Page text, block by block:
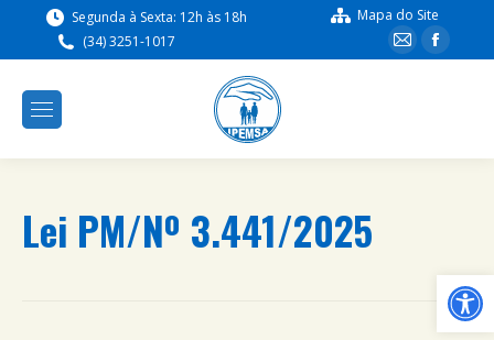
Segunda à Sexta: 12h às 18h
(34) 3251-1017
Mapa do Site
Lei PM/Nº 3.441/2025